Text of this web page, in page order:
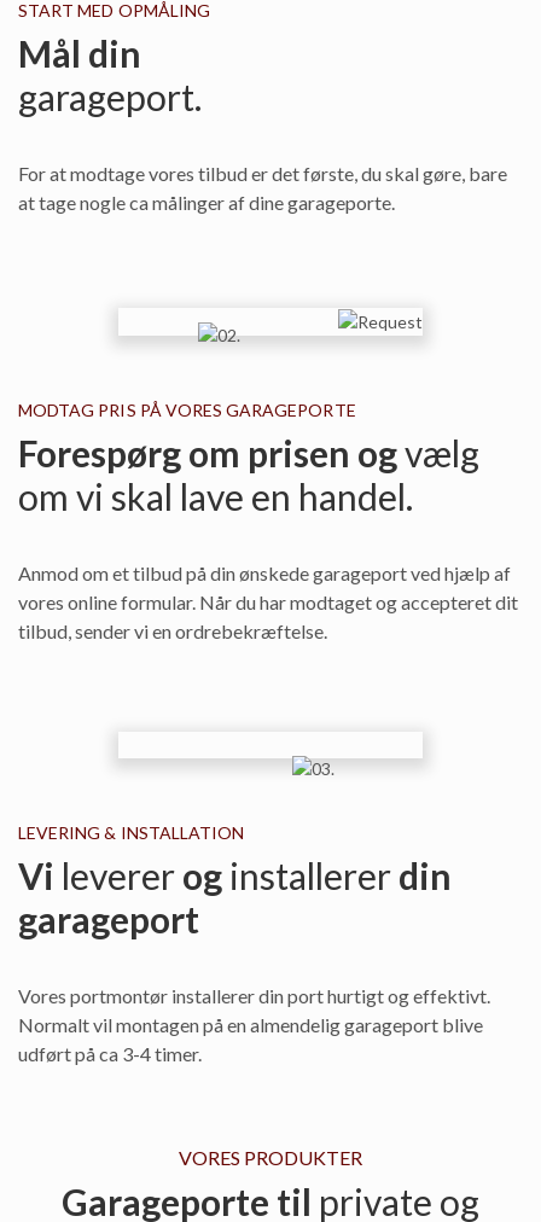
START MED OPMÅLING
Mål din
garageport.
For at modtage vores tilbud er det første, du skal gøre, bare
at tage nogle ca målinger af dine garageporte.
MODTAG PRIS PÅ VORES GARAGEPORTE
Forespørg om prisen ogvælg
om vi skal lave en handel.
Anmod om et tilbud på din ønskede garageport ved hjælp af
vores online formular. Når du har modtaget og accepteret dit
tilbud, sender vi en ordrebekræftelse.
LEVERING & INSTALLATION
Vi levererog installererdin
garageport
Vores portmontør installerer din port hurtigt og effektivt.
Normalt vil montagen på en almendelig garageport blive
udført på ca 3-4 timer.
VORES PRODUKTER
Garageporte til private og